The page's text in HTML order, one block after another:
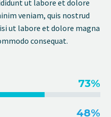
ut labore et dolore
veniam, quis nostrud
ut labore et dolore magna
consequat.
73%
48%